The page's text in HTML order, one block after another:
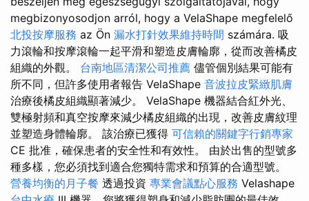
megbizonyosodjon arról, hogy a VelaShape megfelelő
北投按摩服務 az Ön 漏水打針效果維持時間 számára. 吸
力滾輪和按摩滾輪一起平滑和塑造皮膚輪廓，從而改善橘皮
組織的外觀。 台南地區清潔公司推薦 儘管個別結果可能有
所不同，但許多使用者報告 VelaShape 音波拉皮緊緻肌膚
治療後橘皮組織顯著減少。 VelaShape 機器結合紅外光、
雙極射頻和真空按摩來減少橘皮組織的出現，改善皮膚紋理
並塑造身體輪廓。 該治療已獲得 可信賴的關鍵字行銷專家
CE 批准，確保患者的安全性和有效性。 由於出售的型號多
種多樣，您必須找到適合您獨特需求和預算的合適型號。
營養均衡的月子餐 透過投資 專業會議點心服務 Velashape